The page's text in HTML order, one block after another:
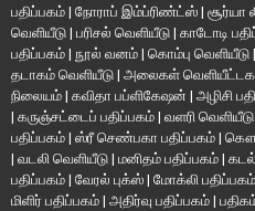
பதிப்பகம் | நோராப் இம்ப்ரிண்ட்ஸ் | சூர்யா
வெளியீடு | பரிசல் வெளியீடு | காடோடி
பதிப்பகம் | நூல் வனம் | கொம்பு வெளியீடு |
தடாகம் வெளியீடு | அலைகள்
நிலையம் | கவிதா பப்ளிகேஷன் | அழிசி
| கருஞ்சட்டைப் பதிப்பகம் | வளரி வெளியீடு
பதிப்பகம் | ஸ்ரீ செண்பகா பதிப்பகம் |
| வடலி வெளியீடு | மனிதம் பதிப்பகம் |
பதிப்பகம் | வேரல் புக்ஸ் | மோக்லி பதிப்பகம்
மிளிர் பதிப்பகம் | அதிர்வு பதிப்பகம் |